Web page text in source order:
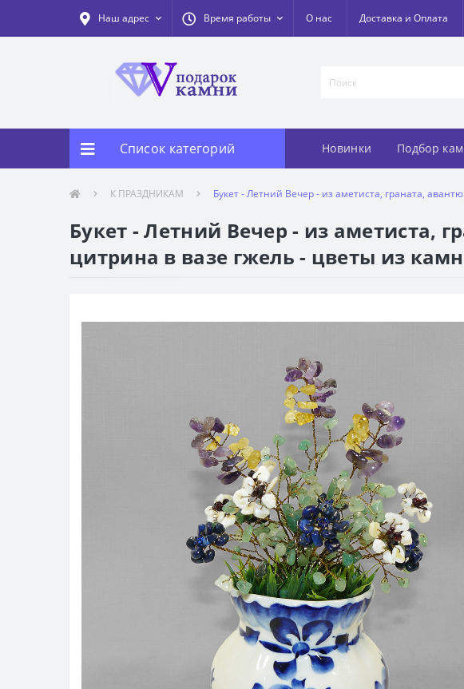
Наш адрес Время работы О нас Доставка и Оплата
Список категорий Новинки Подбор
К ПРАЗДНИКАМ Букет - Летний Вечер - из аметиста, граната,
Букет - Летний Вечер - из аметиста,
цитрина в вазе гжель - цветы из